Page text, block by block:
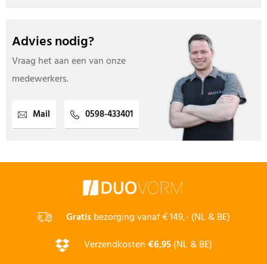
Advies nodig?
Vraag het aan een van onze
medewerkers.
Mail 0598-433401
Gratisbezorging vanaf € 149,- (NL & BE)
Verzendkosten€6,95(NL & BE)